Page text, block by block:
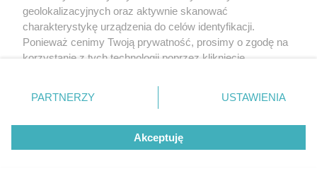
geolokalizacyjnych oraz aktywnie skanować
charakterystykę urządzenia do celów identyfikacji.
Ponieważ cenimy Twoją prywatność, prosimy o zgodę na
korzystanie z tych technologii poprzez kliknięcie
zmienić/wycofać klikając przycisk ustawień prywatności
znajdujący się w lewym dolnym rogu strony
rodzaje przetwarzania danych nie wymagają zgody
użytkownika, ale masz prawo sprzeciwić się takiemu
przetwarzaniu. Preferencje będą miały zastosowanie tylko
PARTNERZY USTAWIENIA
Akceptuję